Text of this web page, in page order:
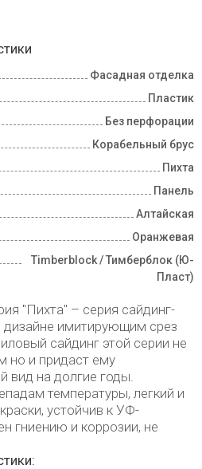
Фасадная отделка
Пластик
Без перфорации
Корабельный брус
Пихта
Панель
Алтайская
Оранжевая
Timberblock / Тимберблок (Ю-
Пласт)
"Пихта" – серия сайдинг-
дизайне имитирующим срез
сайдинг этой серии не
но и придаст ему
вид на долгие годы.
температуры, легкий и
устойчив к УФ-
гниению и коррозии, не